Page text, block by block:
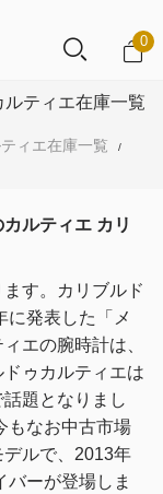
0
ティエ在庫一覧
ィエ在庫一覧 /
ルティエ カリ
す。
カリブルド
に発表した「メ
エの腕時計は、
ドゥカルティエは
題となりまし
もなお中古市場
デルで、2013年
バーが登場しま